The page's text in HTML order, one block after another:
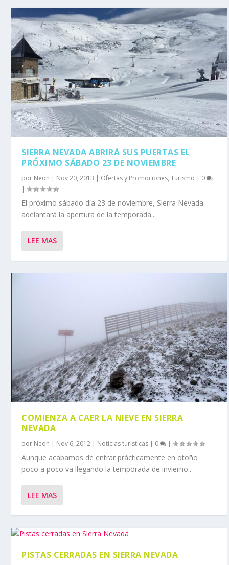
SIERRA NEVADA ABRIRÁ SUS PUERTAS EL
PRÓXIMO SÁBADO 23 DE NOVIEMBRE
por Neon | Nov 20, 2013 | Ofertas y Promociones,Turismo | 0
|
El próximo sábado día 23 de noviembre, Sierra Nevada
adelantará la apertura de la temporada...
LEE MAS
COMIENZA A CAER LA NIEVE EN SIERRA
NEVADA
por Neon | Nov 6, 2012 | Noticias turísticas | 0 |
Aunque acabamos de entrar prácticamente en otoño
poco a poco va llegando la temporada de invierno...
LEE MAS
PISTAS CERRADAS EN SIERRA NEVADA